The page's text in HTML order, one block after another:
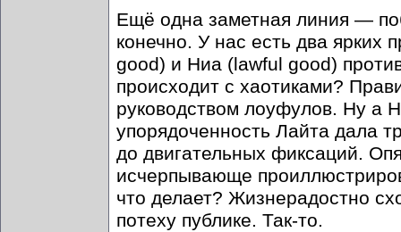
Ещё одна заметная линия —
конечно. У нас есть два ярких
good) и Ниа (lawful good)
происходит с хаотиками?
руководством лоуфулов. Ну а
упорядоченность Лайта дала
до двигательных фиксаций.
исчерпывающе
что делает? Жизнерадостно
потеху публике. Так-то.